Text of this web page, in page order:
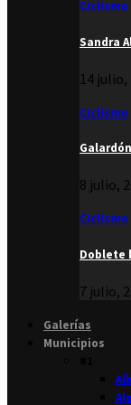
Ciclismo
Sandra
14 julio,
Ciclismo
8 julio,
Ciclismo
Doblete
7 julio,
Galerías
Municipios